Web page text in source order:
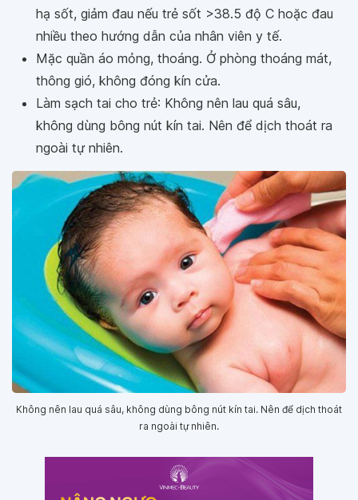
hạ sốt, giảm đau nếu trẻ sốt >38.5 độ C hoặc đau
nhiều theo hướng dẫn của nhân viên y tế.
Mặc quần áo mỏng, thoáng. Ở phòng thoáng mát,
thông gió, không đóng kín cửa.
Làm sạch tai cho trẻ: Không nên lau quá sâu,
không dùng bông nút kín tai. Nên để dịch thoát ra
ngoài tự nhiên.
Không nên lau quá sâu, không dùng bông nút kín tai. Nên để dịch thoát
ra ngoài tự nhiên.